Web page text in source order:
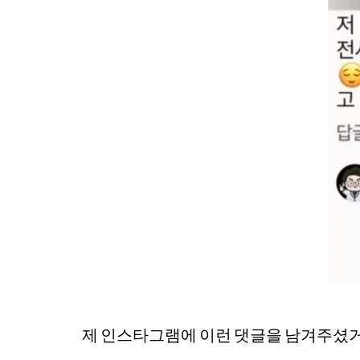
제 인스타그램에 이런 댓글을 남겨주셨